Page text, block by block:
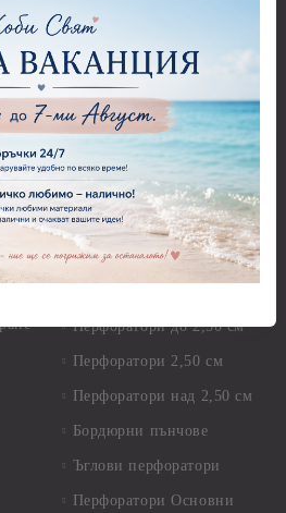
Керамика и метал
Предмети за декорация -
Стирофом
Предмети за декорация -
Стъкло
Предмети за декорация -
Плат, органза, зебло,
целофан
Перфоратори до 2,50 см
Перфоратори 2,50 см
Перфоратори над 2,50 см
Бордюрни пънчове
Ъглови перфоратори
Перфоратори Основни